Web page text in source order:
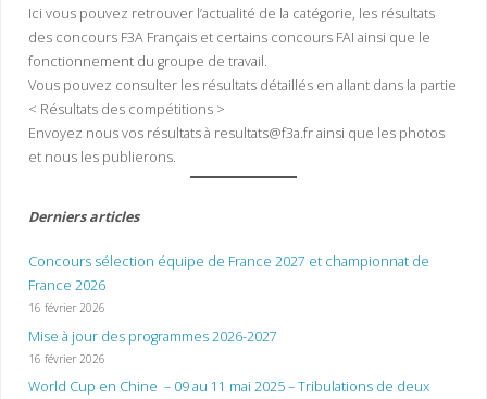
Ici vous pouvez retrouver l’actualité de la catégorie, les résultats
des concours F3A Français et certains concours FAI ainsi que le
fonctionnement du groupe de travail.
Vous pouvez consulter les résultats détaillés en allant dans la partie
< Résultats des compétitions >
Envoyez nous vos résultats à resultats@f3a.fr ainsi que les photos
et nous les publierons.
Derniers articles
Concours sélection équipe de France 2027 et championnat de
France 2026
16 février 2026
Mise à jour des programmes 2026-2027
16 février 2026
World Cup en Chine – 09 au 11 mai 2025 – Tribulations de deux